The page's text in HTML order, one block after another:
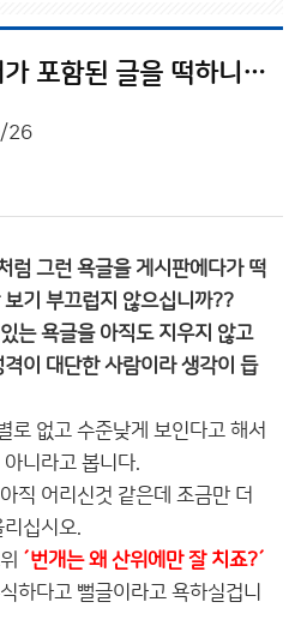
마녀사냥과 비속어가 포함된 글을 떡하니 올리시는 분들...
26
럼 그런 욕글을 게시판에다가 떡
기 부끄럽지 않으십니까??
는욕글을 아직도 지우지 않고
이 대단한 사람이라 생각이 듭
로 없고 수준낮게 보인다고 해서
니라고 봅니다.
직 어리신것 같은데 조금만 더
십시오.
´번개는 왜 산위에만 잘 치죠?´
하다고 뻘글이라고 욕하실겁니